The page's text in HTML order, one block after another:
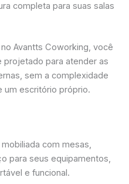
completa para suas salas
Avantts Coworking, você
para atender as
sem a complexidade
um escritório próprio.
com mesas,
para seus equipamentos,
e funcional.